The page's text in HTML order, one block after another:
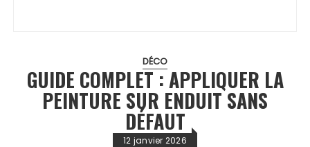
DÉCO
GUIDE COMPLET : APPLIQUER LA
PEINTURE SUR ENDUIT SANS
DÉFAUT
12 janvier 2026